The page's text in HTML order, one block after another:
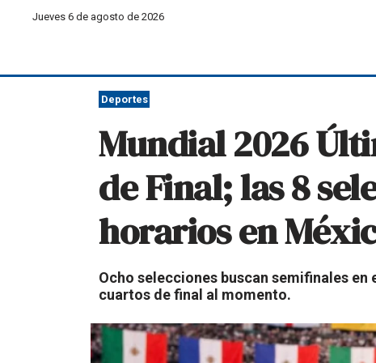
Jueves 6 de agosto de 2026
Deportes
Mundial 2026
de Final; las 8
horarios en
Ocho selecciones buscan semifinales
cuartos de final al momento.